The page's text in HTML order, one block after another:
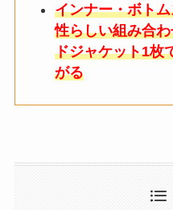
インナー・ボト
性らしい組み合
ドジャケット1枚
がる